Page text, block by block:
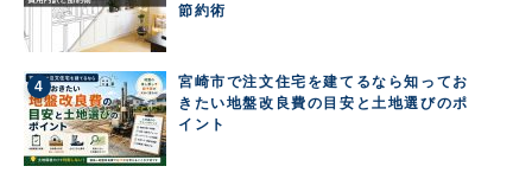
節約術
宮崎市で注文住宅を建てるなら知ってお
きたい地盤改良費の目安と土地選びのポ
イント